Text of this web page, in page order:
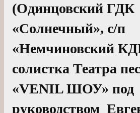
(Одинцовский ГДК
«Солнечный», с/п
«Немчиновский
солистка Театра
«VENIL ШОУ» под
руководством